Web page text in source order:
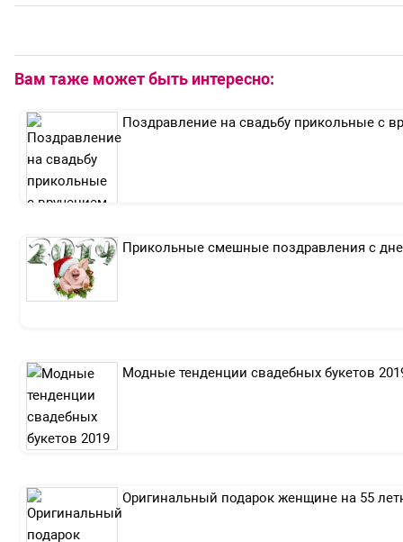
Вам таже может быть интересно:
Поздравление на свадьбу прикольные с
Прикольные смешные поздравления с
Модные тенденции свадебных букетов
Оригинальный подарок женщине на 55